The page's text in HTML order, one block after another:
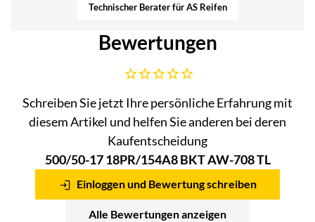
Technischer Berater für AS Reifen
Bewertungen
Noch keine Bewertungen abgegeben
Schreiben Sie jetzt Ihre persönliche Erfahrung mit
diesem Artikel und helfen Sie anderen bei deren
Kaufentscheidung
500/50-17 18PR/154A8 BKT AW-708 TL
Einloggen und Bewertung schreiben
Alle Bewertungen anzeigen